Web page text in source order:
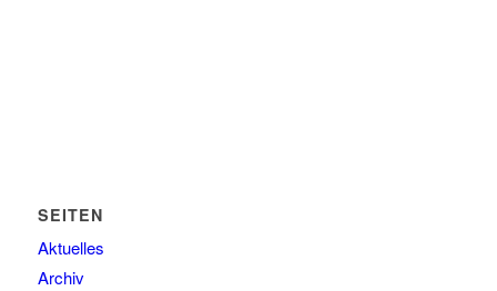
SEITEN
Aktuelles
Archiv